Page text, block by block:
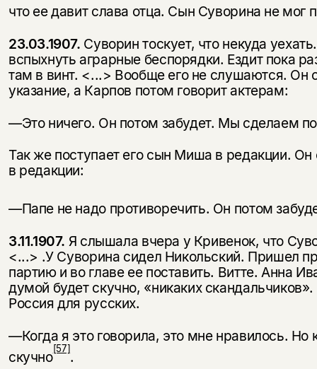
что ее давит слава отца. Сын Су­ворина не мог
23.03.1907. Суворин тоскует, что некуда
вспыхнуть аграрные беспорядки. Ездит пока
там в винт. <...> Вообще его не слушаются. Он
указание, а Карпов потом говорит актерам:
—Это ничего. Он потом забудет. Мы сделаем
Так же поступает его сын Миша в редакции.
в редакции:
—Папе не надо противоречить. Он потом
3.11.1907. Я слышала вчера у Кривенок, что
<...> .У Суворина сидел Никольский. Пришел
партию и во главе ее поставить. Витте. Анна
думой будет скучно, «никаких
Россия для русских.
—Когда я это говорила, это мне нравилось. Но
скучно[57].